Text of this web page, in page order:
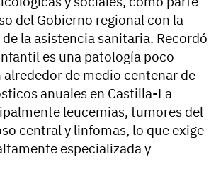
del Gobierno regional con la
la asistencia sanitaria. Recordó
es una patología poco
de medio centenar de
anuales en Castilla-La
leucemias, tumores del
central y linfomas, lo que exige
especializada y